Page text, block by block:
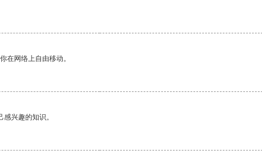
在网络上自由移动。
兴趣的知识。